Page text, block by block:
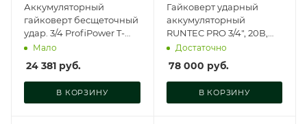
Аккумуляторный
гайковерт бесщеточный
удар. 3/4 ProfiPower T-
2000N(Li-ion-
1шт,6.0Ач,2000Нм,ад,
E0187
Мало
24 381 руб.
В КОРЗИНУ
Гайковерт ударный
аккумуляторный
RUNTEC PRO 3/4", 20В,
2*9Ач, 2100Нм, RT-IW2100
Достаточно
78 000 руб.
В КОРЗИНУ